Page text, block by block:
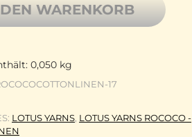
WARENKORB
0,050 kg
17
LOTUS YARNS LOTUS YARNS ROCOCO -